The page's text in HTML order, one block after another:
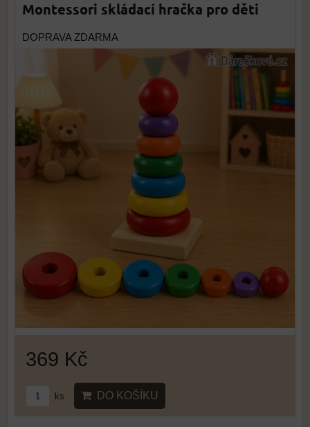
Montessori skládací hračka pro děti
DOPRAVA ZDARMA
369 Kč
ks DO KOŠÍKU